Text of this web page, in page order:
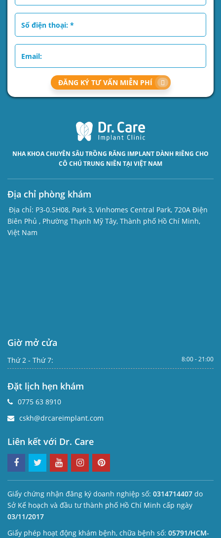
ĐĂNG KÝ TƯ VẤN MIỄN PHÍ
NHA KHOA CHUYÊN SÂU TRỒNG RĂNG IMPLANT DÀNH RIÊNG CHO
CÔ CHÚ TRUNG NIÊN TẠI VIỆT NAM
Địa chỉ phòng khám
Địa chỉ: P3-0.SH08, Park 3, Vinhomes Central Park, 720A Điện
Biên Phủ , Phường Thạnh Mỹ Tây, Thành phố Hồ Chí Minh,
Việt Nam
Giờ mở cửa
Thứ 2 - Thứ 7: 8:00 - 21:00
Đặt lịch hẹn khám
0775 63 8910
cskh@drcareimplant.com
Liên kết với Dr. Care
Giấy chứng nhận đăng ký doanh nghiệp số: 0314714407 do
Sở Kế hoạch và đầu tư thành phố Hồ Chí Minh cấp ngày
03/11/2017
Giấy phép hoạt động khám bệnh, chữa bệnh số: 05791/HCM-